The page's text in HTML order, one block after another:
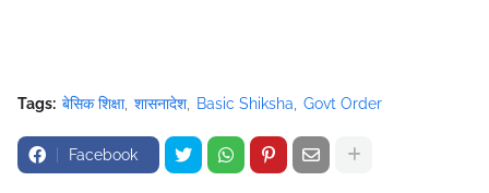
Tags: बेसिक शिक्षा शासनादेश Basic Shiksha Govt Order
Facebook